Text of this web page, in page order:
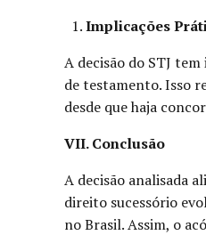
Implicações
A decisão do STJ
de testamento. Isso
desde que haja
VII. Conclusão
A decisão analisada
direito sucessório
no Brasil. Assim, o